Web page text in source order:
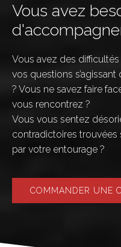
Vous avez
Vous avez des
vos questions
? Vous ne savez faire
vous rencontrez ?
Vous vous sentez
contradictoires trouvées
par votre entourage ?
COMMANDER UNE